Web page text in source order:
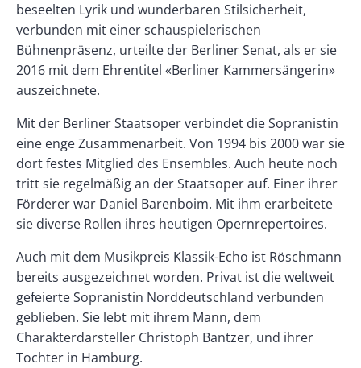
beseelten Lyrik und wunderbaren Stilsicherheit,
verbunden mit einer schauspielerischen
Bühnenpräsenz, urteilte der Berliner Senat, als er sie
2016 mit dem Ehrentitel «Berliner Kammersängerin»
auszeichnete.
Mit der Berliner Staatsoper verbindet die Sopranistin
eine enge Zusammenarbeit. Von 1994 bis 2000 war sie
dort festes Mitglied des Ensembles. Auch heute noch
tritt sie regelmäßig an der Staatsoper auf. Einer ihrer
Förderer war Daniel Barenboim. Mit ihm erarbeitete
sie diverse Rollen ihres heutigen Opernrepertoires.
Auch mit dem Musikpreis Klassik-Echo ist Röschmann
bereits ausgezeichnet worden. Privat ist die weltweit
gefeierte Sopranistin Norddeutschland verbunden
geblieben. Sie lebt mit ihrem Mann, dem
Charakterdarsteller Christoph Bantzer, und ihrer
Tochter in Hamburg.